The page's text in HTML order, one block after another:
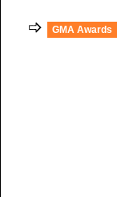
GMA Awards